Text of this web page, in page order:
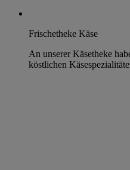
Frischetheke Käse
An unserer Käsetheke
köstlichen